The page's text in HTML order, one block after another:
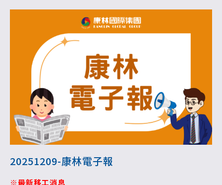
20251209-康林電子報
※最新移工消息